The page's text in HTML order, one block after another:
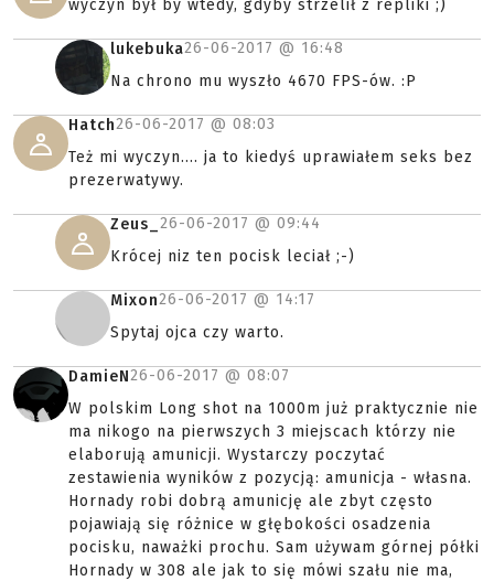
wyczyn był by wtedy, gdyby strzelił z repliki ;)
lukebuka26-06-2017 @ 16:48
Na chrono mu wyszło 4670 FPS-ów. :P
Hatch26-06-2017 @ 08:03
Też mi wyczyn.... ja to kiedyś uprawiałem seks bez
prezerwatywy.
Zeus_ 26-06-2017 @ 09:44
Krócej niz ten pocisk leciał ;-)
Mixon26-06-2017 @ 14:17
Spytaj ojca czy warto.
DamieN26-06-2017 @ 08:07
W polskim Long shot na 1000m już praktycznie nie
ma nikogo na pierwszych 3 miejscach którzy nie
elaborują amunicji. Wystarczy poczytać
zestawienia wyników z pozycją: amunicja - własna.
Hornady robi dobrą amunicję ale zbyt często
pojawiają się różnice w głębokości osadzenia
pocisku, naważki prochu. Sam używam górnej półki
Hornady w 308 ale jak to się mówi szału nie ma,